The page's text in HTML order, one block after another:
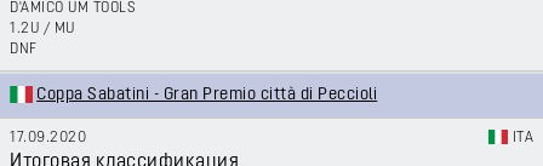
D'AMICO UM TOOLS
1.2U / MU
DNF
Coppa Sabatini - Gran Premio città di Peccioli
17.09.2020 ITA